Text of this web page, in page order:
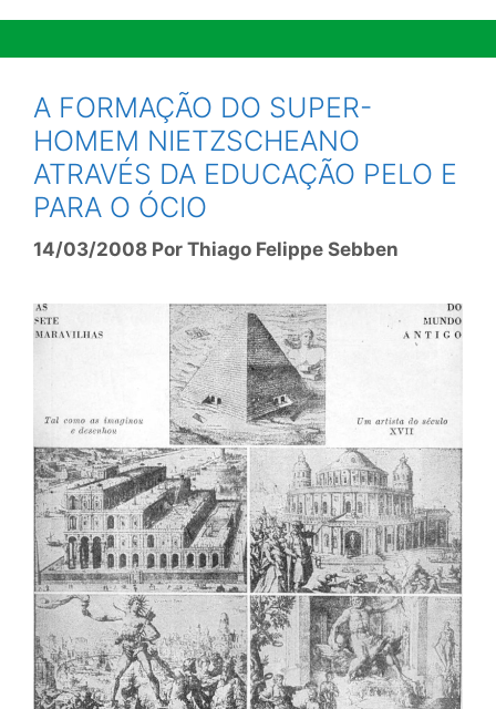
A FORMAÇÃO DO SUPER-
HOMEM NIETZSCHEANO
ATRAVÉS DA EDUCAÇÃO PELO E
PARA O ÓCIO
14/03/2008 Por Thiago Felippe Sebben